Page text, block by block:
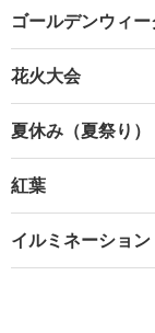
ゴールデンウィー
花火大会
夏休み（夏祭り）
紅葉
イルミネーション